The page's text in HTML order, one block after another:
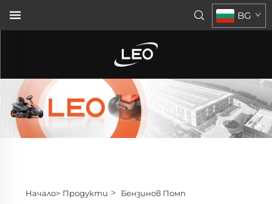
BG
Начало> Продукти > Бензинов Помп